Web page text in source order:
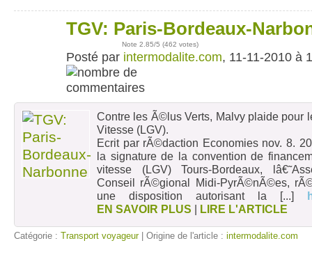
TGV: Paris-Bordeaux-
Note 2.85/5 (462 votes)
Posté par intermodalite.com, 11-11-2010 à
Contre les Ã©lus Verts, Malvy plaide pour
Vitesse (LGV).
Ecrit par rÃ©daction Economies nov. 8.
la signature de la convention de
vitesse (LGV) Tours-Bordeaux,
Conseil rÃ©gional Midi-PyrÃ©nÃ©es,
une disposition autorisant la [...]
EN SAVOIR PLUS | LIRE L'ARTICLE
Catégorie : Transport voyageur| Origine de l'article : intermodalite.com